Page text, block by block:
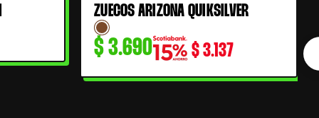
ZUECOS ARIZONA QUIKSILVER
$3.690 $3.137